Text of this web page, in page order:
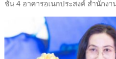
ชั้น 4 อาคารอเนกประสงค์ สำนักง